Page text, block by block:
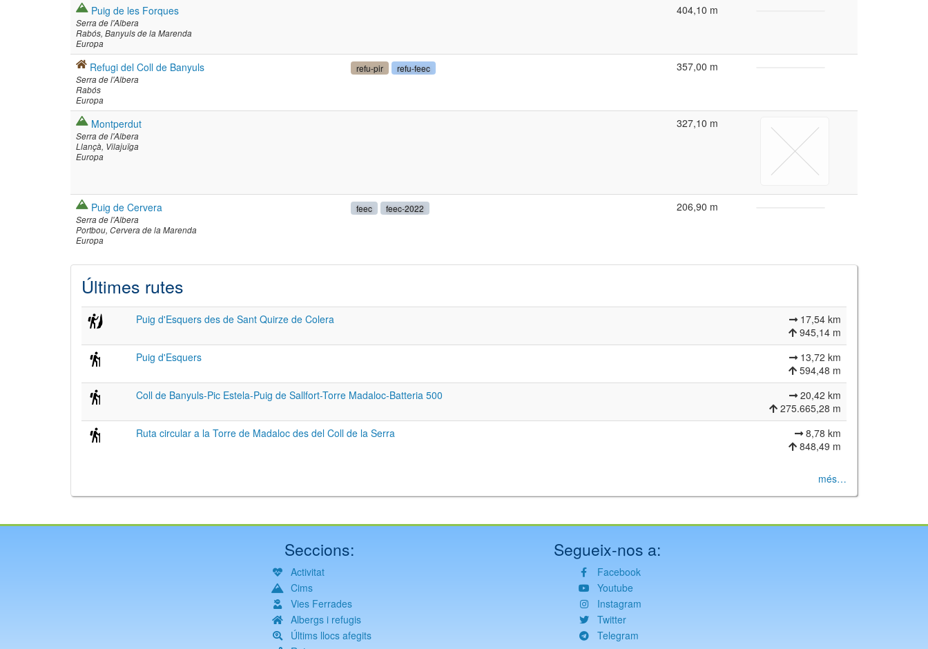
Puig de les Forques
Serra de l'Albera
Rabós Banyuls de la Marenda
Europa
404,10 m
Refugi del Coll de Banyuls
Serra de l'Albera
Rabós
Europa
refu-pir refu-feec 357,00 m
Montperdut
Serra de l'Albera
Llançà Vilajuïga
Europa
327,10 m
Puig de Cervera
Serra de l'Albera
Portbou Cervera de la Marenda
Europa
feec feec-2022 206,90 m
Últimes rutes
Puig d'Esquers des de Sant Quirze de Colera
17,54 km
945,14 m
Puig d'Esquers
13,72 km
594,48 m
Coll de Banyuls-Pic Estela-Puig de Sallfort-Torre Madaloc-Batteria 500
20,42 km
275.665,28 m
Ruta circular a la Torre de Madaloc des del Coll de la Serra
8,78 km
848,49 m
més…
Seccions:
Activitat
Cims
Vies Ferrades
Albergs i refugis
Últims llocs afegits
Segueix-nos a:
Facebook
Youtube
Instagram
Twitter
Telegram